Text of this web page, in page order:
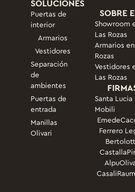
SOLUCIONES
Puertas de
interior
Armarios
Vestidores
Separación
de
ambientes
Puertas de
entrada
Manillas
Olivari
SOBRE
Showroom
Las Rozas
Armarios en
Rozas
Vestidores
Las Rozas
Santa Lucia
Mobili
Emede
Ferrero
Castalla
Alpu
Casali